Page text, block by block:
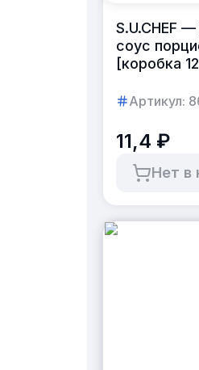
S.U.CHEF
соус
[коробка
Артикул:
11,4 ₽
Нет в